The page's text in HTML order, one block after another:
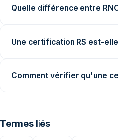
Quelle différence entre
Une certification RS est-
Comment vérifier qu'une
Termes liés